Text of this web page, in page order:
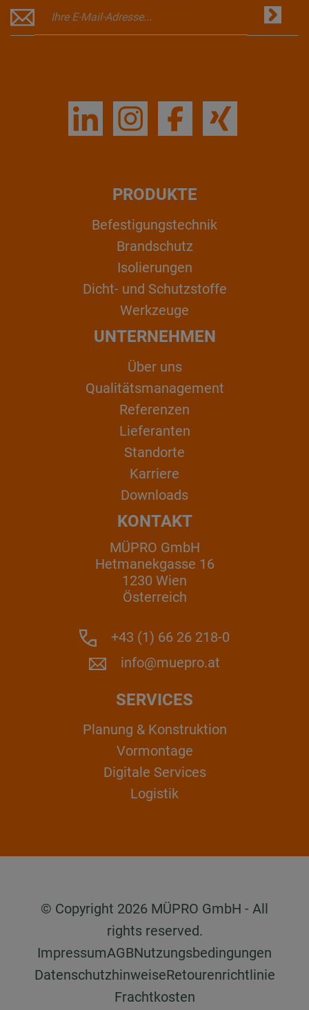
PRODUKTE
Befestigungstechnik
Brandschutz
Isolierungen
Dicht- und Schutzstoffe
Werkzeuge
UNTERNEHMEN
Über uns
Qualitätsmanagement
Referenzen
Lieferanten
Standorte
Karriere
Downloads
KONTAKT
MÜPRO GmbH
Hetmanekgasse 16
1230 Wien
Österreich
+43 (1) 66 26 218-0
info@muepro.at
SERVICES
Planung & Konstruktion
Vormontage
Digitale Services
Logistik
© Copyright 2026 MÜPRO GmbH - All
rights reserved.
ImpressumAGBNutzungsbedingungen
DatenschutzhinweiseRetourenrichtlinie
Frachtkosten